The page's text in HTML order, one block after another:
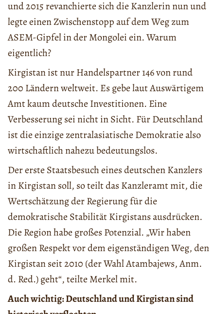
und 2015 revanchierte sich die Kanzlerin nun und
legte einen Zwischenstopp auf dem Weg zum
ASEM-Gipfel in der Mongolei ein. Warum
eigentlich?
Kirgistan ist nur Handelspartner 146 von rund
200 Ländern weltweit. Es gebe laut Auswärtigem
Amt kaum deutsche Investitionen. Eine
Verbesserung sei nicht in Sicht. Für Deutschland
ist die einzige zentralasiatische Demokratie also
wirtschaftlich nahezu bedeutungslos.
Der erste Staatsbesuch eines deutschen Kanzlers
in Kirgistan soll, so teilt das Kanzleramt mit, die
Wertschätzung der Regierung für die
demokratische Stabilität Kirgistans ausdrücken.
Die Region habe großes Potenzial. „Wir haben
großen Respekt vor dem eigenständigen Weg, den
Kirgistan seit 2010 (der Wahl Atambajews, Anm.
d. Red.) geht“, teilte Merkel mit.
Auch wichtig: Deutschland und Kirgistan sind